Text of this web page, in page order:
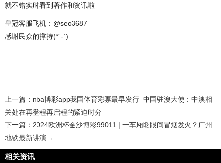
就不错实时看到著作和资讯啦
皇冠客服飞机：@seo3687
感谢民众的撑持(*´-`)
上一篇： nba博彩app我国体育彩票最早发行_中国驻澳大使：中澳相
关处在再登程再启程的紧迫时分
下一篇： 2024欧洲杯金沙博彩99011 | 一车厢眨眼间冒烟发火？广州
地铁最新讲演→
相关资讯